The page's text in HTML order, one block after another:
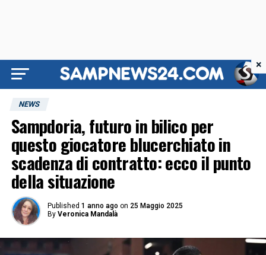
NEWS
Sampdoria, futuro in bilico per
questo giocatore blucerchiato in
scadenza di contratto: ecco il punto
della situazione
Published 1 anno ago on 25 Maggio 2025
By Veronica Mandalà
×